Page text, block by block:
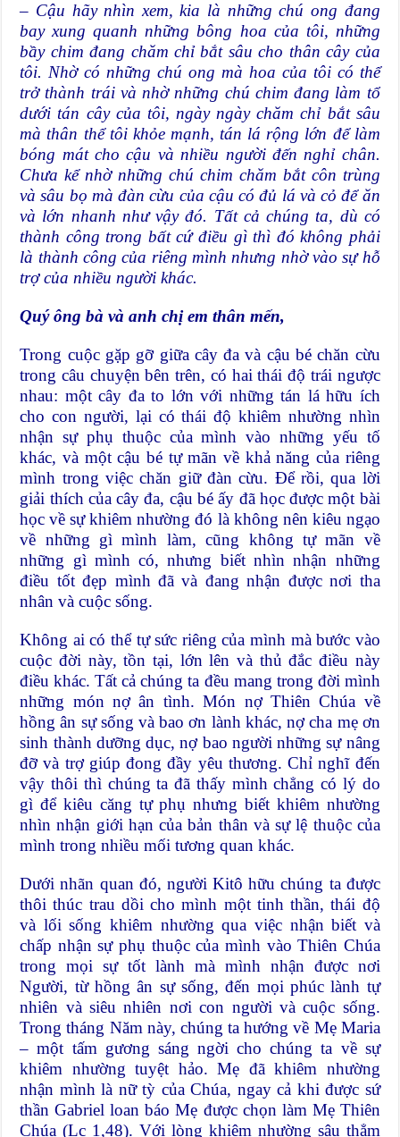
– Cậu hãy nhìn xem, kia là những chú ong đang
bay xung quanh những bông hoa của tôi, những
bầy chim đang chăm chỉ bắt sâu cho thân cây của
tôi. Nhờ có những chú ong mà hoa của tôi có thể
trở thành trái và nhờ những chú chim đang làm tổ
dưới tán cây của tôi, ngày ngày chăm chỉ bắt sâu
mà thân thể tôi khỏe mạnh, tán lá rộng lớn để làm
bóng mát cho cậu và nhiều người đến nghỉ chân.
Chưa kể nhờ những chú chim chăm bắt côn trùng
và sâu bọ mà đàn cừu của cậu có đủ lá và cỏ để ăn
và lớn nhanh như vậy đó. Tất cả chúng ta, dù có
thành công trong bất cứ điều gì thì đó không phải
là thành công của riêng mình nhưng nhờ vào sự hỗ
trợ của nhiều người khác.
Quý ông bà và anh chị em thân mến,
Trong cuộc gặp gỡ giữa cây đa và cậu bé chăn cừu
trong câu chuyện bên trên, có hai thái độ trái ngược
nhau: một cây đa to lớn với những tán lá hữu ích
cho con người, lại có thái độ khiêm nhường nhìn
nhận sự phụ thuộc của mình vào những yếu tố
khác, và một cậu bé tự mãn về khả năng của riêng
mình trong việc chăn giữ đàn cừu. Để rồi, qua lời
giải thích của cây đa, cậu bé ấy đã học được một bài
học về sự khiêm nhường đó là không nên kiêu ngạo
về những gì mình làm, cũng không tự mãn về
những gì mình có, nhưng biết nhìn nhận những
điều tốt đẹp mình đã và đang nhận được nơi tha
nhân và cuộc sống.
Không ai có thể tự sức riêng của mình mà bước vào
cuộc đời này, tồn tại, lớn lên và thủ đắc điều này
điều khác. Tất cả chúng ta đều mang trong đời mình
những món nợ ân tình. Món nợ Thiên Chúa về
hồng ân sự sống và bao ơn lành khác, nợ cha mẹ ơn
sinh thành dưỡng dục, nợ bao người những sự nâng
đỡ và trợ giúp đong đầy yêu thương. Chỉ nghĩ đến
vậy thôi thì chúng ta đã thấy mình chẳng có lý do
gì để kiêu căng tự phụ nhưng biết khiêm nhường
nhìn nhận giới hạn của bản thân và sự lệ thuộc của
mình trong nhiều mối tương quan khác.
Dưới nhãn quan đó, người Kitô hữu chúng ta được
thôi thúc trau dồi cho mình một tinh thần, thái độ
và lối sống khiêm nhường qua việc nhận biết và
chấp nhận sự phụ thuộc của mình vào Thiên Chúa
trong mọi sự tốt lành mà mình nhận được nơi
Người, từ hồng ân sự sống, đến mọi phúc lành tự
nhiên và siêu nhiên nơi con người và cuộc sống.
Trong tháng Năm này, chúng ta hướng về Mẹ Maria
– một tấm gương sáng ngời cho chúng ta về sự
khiêm nhường tuyệt hảo. Mẹ đã khiêm nhường
nhận mình là nữ tỳ của Chúa, ngay cả khi được sứ
thần Gabriel loan báo Mẹ được chọn làm Mẹ Thiên
Chúa (Lc 1,48). Với lòng khiêm nhường sâu thẳm